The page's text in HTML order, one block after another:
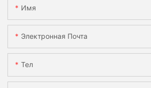
Имя
Электронная Почта
Тел